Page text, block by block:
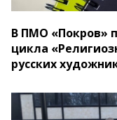
В ПМО «Покров»
цикла
русских